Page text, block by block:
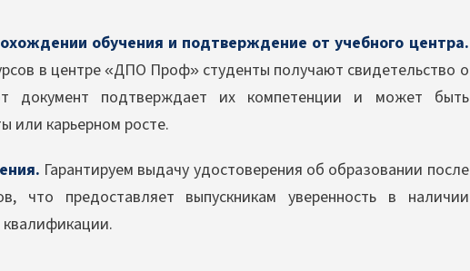
обучения и подтверждение от учебного центра.
в центре «ДПО Проф» студенты получают свидетельство о
документ подтверждает их компетенции и может быть
или карьерном росте.
Гарантируем выдачу удостоверения об образовании после
что предоставляет выпускникам уверенность в наличии